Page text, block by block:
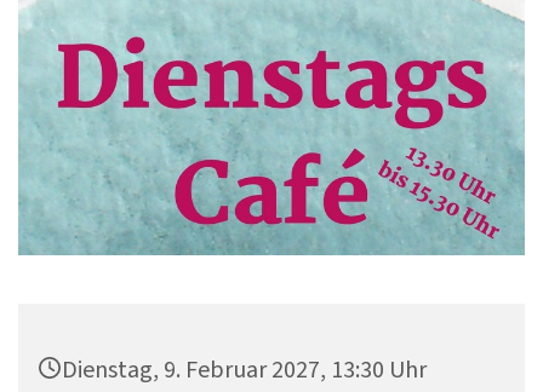
Dienstag, 9. Februar 2027, 13:30 Uhr